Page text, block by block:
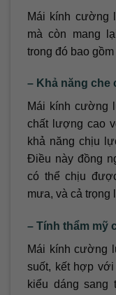
Mái kính cường
mà còn mang
trong đó bao
– Khả năng che
Mái kính cường
chất lượng cao
khả năng chịu
Điều này đồng
có thể chịu
mưa, và cả trọng
– Tính thẩm mỹ
Mái kính cường
suốt, kết hợp
kiểu dáng sang